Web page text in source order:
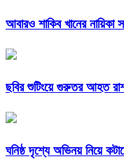
আবারও শাকিব খানের নায়িকা
ছবির শুটিংয়ে গুরুতর আহত
ঘনিষ্ঠ দৃশ্যে অভিনয় নিয়ে